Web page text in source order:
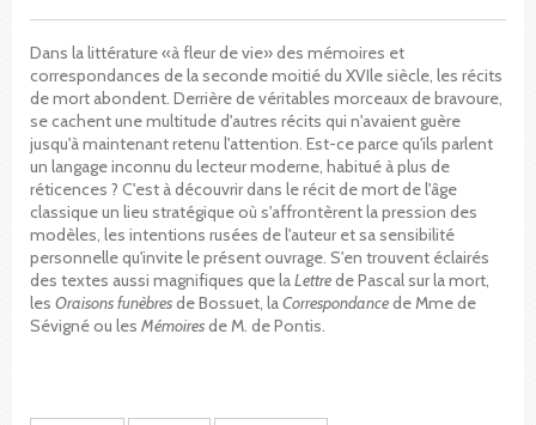
Dans la littérature «à fleur de vie» des mémoires et
correspondances de la seconde moitié du XVIle siècle, les récits
de mort abondent. Derrière de véritables morceaux de bravoure,
se cachent une multitude d'autres récits qui n'avaient guère
jusqu'à maintenant retenu l'attention. Est-ce parce qu'ils parlent
un langage inconnu du lecteur moderne, habitué à plus de
réticences ? C'est à découvrir dans le récit de mort de l'âge
classique un lieu stratégique où s'affrontèrent la pression des
modèles, les intentions rusées de l'auteur et sa sensibilité
personnelle qu'invite le présent ouvrage. S'en trouvent éclairés
des textes aussi magnifiques que laLettrede Pascal sur la mort,
les Oraisons funèbresde Bossuet, laCorrespondancede Mme de
Sévigné ou les Mémoiresde M. de Pontis.